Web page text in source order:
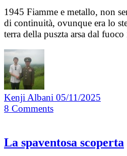
1945 Fiamme e metallo, non
di continuità, ovunque era lo
terra della puszta arsa dal
Kenji Albani 05/11/2025
8 Comments
La spaventosa scoperta